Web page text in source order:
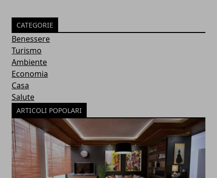
CATEGORIE
Benessere
Turismo
Ambiente
Economia
Casa
Salute
ARTICOLI POPOLARI